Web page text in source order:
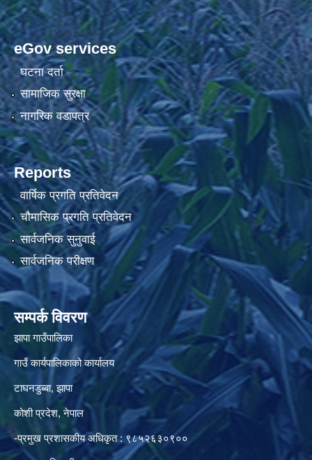
eGov services
घटना दर्ता
सामाजिक सुरक्षा
नागरिक वडापत्र
Reports
वार्षिक प्रगति प्रतिवेदन
चौमासिक प्रगति प्रतिवेदन
सार्वजनिक सुनुवाई
सार्वजनिक परीक्षण
सम्पर्क विवरण
झापा गाउँपालिका
गाउँ कार्यपालिकाको कार्यालय
टाघनडुब्बा, झापा
कोशी प्रदेश, नेपाल
-प्रमुख प्रशासकीय अधिकृत : ९८५२६३०९००